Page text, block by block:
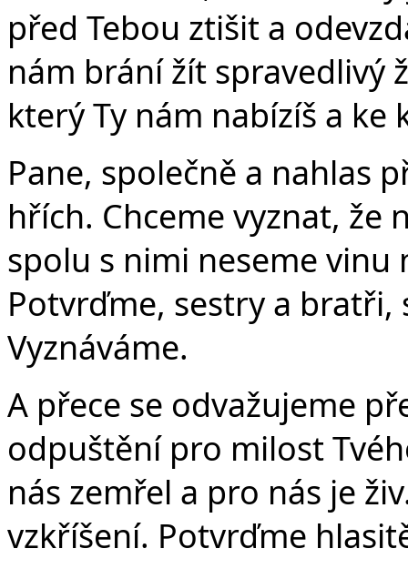
před Tebou ztišit a
nám brání žít spravedlivý
který Ty nám nabízíš a ke
Pane, společně a nahlas
hřích. Chceme vyznat, že
spolu s nimi neseme vinu
Potvrďme, sestry a bratři,
Vyznáváme.
A přece se odvažujeme
odpuštění pro milost
nás zemřel a pro nás je
vzkříšení. Potvrďme